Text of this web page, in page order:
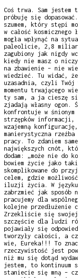
Coś trwa. Sam jestem
próbuję się
szumem, który stępi
w całość kosmicznego
mogła wpłynąć na
paleolicie, 2,8
zagubiony jak nigdy
kiedy nie masz o
na zbawienie – nie
wiedzieć. Tu widać,
uzasadnia, czyli Twój
momentu trwającego
ty sam, a ja cieszę
zjadają własny
konfrontuje w śnionym
strzępków informacji,
wzajemną
manierystyczna
pracy. To zdaniem
największych cnót,
dodam: „może nie do
bowiem życie jako
skomplikowane do
celem, gdzie
iluzji życia. W języku
zabrzmieć jak sposób
pracujemy dla
kolejne przedłużenie
Zrzekliście się swojej
szczęście dla ludzi
pojawiały się
tworzyły całości, a
wie, Eureka!!! To
rzeczywistość jest
niż mu się dotąd
jestem, to kontinuum
staniecie się mną –